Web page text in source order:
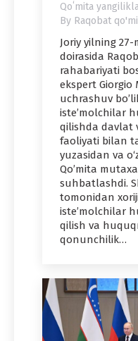
Qoʻmita
By Raqobat
Joriy yilning
doirasida
rahabariyati
ekspert
uchrashuv
iste’molchilar
qilishda davlat
faoliyati bilan
yuzasidan va
Qo’mita
suhbatlashdi.
tomonidan
iste’molchilar
qilish va
qonunchilik…